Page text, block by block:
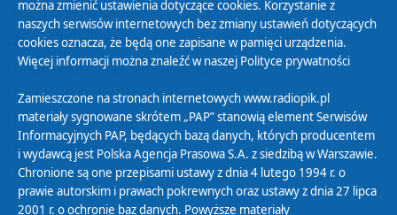
Polityka Prywatności
Zasady korzystania z Serwisu
Organizacje Pożytku Publicznego
Cyfryzacja DAB+
Polityka ochrony danych osobowych
Abonament
Zamówienia publiczne
można zmienić ustawienia dotyczące cookies. Korzystanie z
naszych serwisów internetowych bez zmiany ustawień dotyczących
cookies oznacza, że będą one zapisane w pamięci urządzenia.
Więcej informacji można znaleźć w naszej Polityce prywatności
Zamieszczone na stronach internetowych www.radiopik.pl
materiały sygnowane skrótem „PAP” stanowią element Serwisów
Informacyjnych PAP, będących bazą danych, których producentem
i wydawcą jest Polska Agencja Prasowa S.A. z siedzibą w Warszawie.
Chronione są one przepisami ustawy z dnia 4 lutego 1994 r. o
prawie autorskim i prawach pokrewnych oraz ustawy z dnia 27 lipca
2001 r. o ochronie baz danych. Powyższe materiały